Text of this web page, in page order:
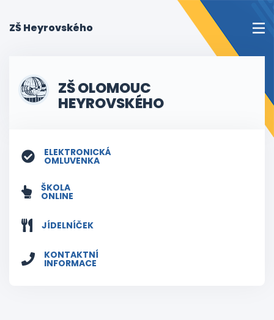
ZŠ Heyrovského
ZŠ OLOMOUC
HEYROVSKÉHO
ELEKTRONICKÁ
OMLUVENKA
ŠKOLA
ONLINE
JÍDELNÍČEK
KONTAKTNÍ
INFORMACE